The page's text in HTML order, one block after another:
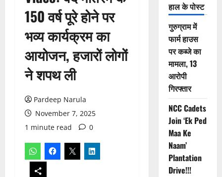
150 वर्ष पूरे होने पर
भव्य कार्यक्रम का
आयोजन, हजारों लोगों
ने शपथ ली
Pardeep Narula
November 7, 2025
1 minute read
0
हाल के पोस्ट
गुरुग्राम में
फार्म हाउस
पर कब्जे का
मामला, 13
आरोपी
गिरफ्तार
NCC Cadets
Join ‘Ek Ped
Maa Ke
Naam’
Plantation
Drive!!!